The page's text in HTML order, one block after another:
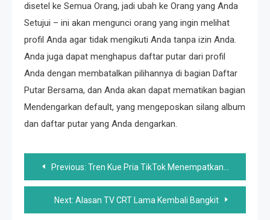
disetel ke Semua Orang, jadi ubah ke Orang yang Anda
Setujui – ini akan mengunci orang yang ingin melihat
profil Anda agar tidak mengikuti Anda tanpa izin Anda.
Anda juga dapat menghapus daftar putar dari profil
Anda dengan membatalkan pilihannya di bagian Daftar
Putar Bersama, dan Anda akan dapat mematikan bagian
Mendengarkan default, yang mengeposkan silang album
dan daftar putar yang Anda dengarkan.
Post
navigation
Previous: Tren Kue Pria TikTok Menempatkan Hotties Pada Alas Yang Dapat Dimakan
Next: Alasan TV CRT Lama Kembali Bangkit